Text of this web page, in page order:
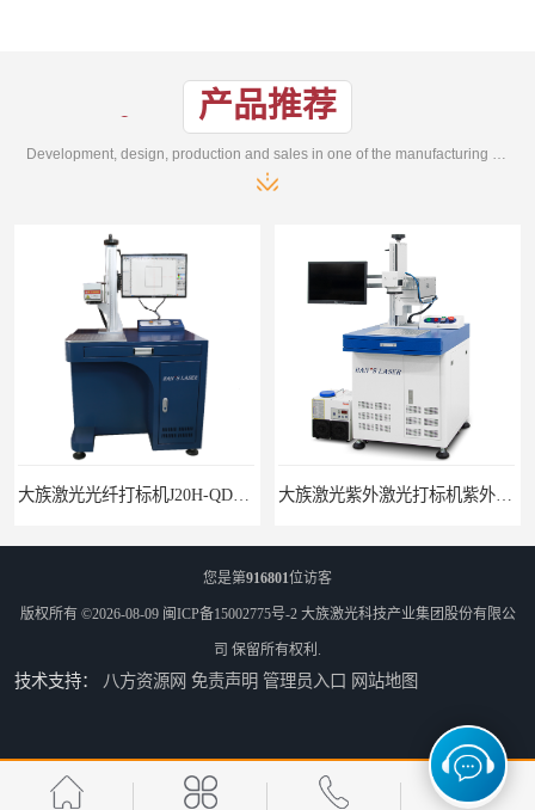
产品推荐
Development, design, production and sales in one of the manufacturing enterprises
供应大族激光太阳能行业构件激光切割机S035-5
您是第916801位访客
版权所有 ©2026-08-09 闽ICP备15002775号-2 大族激光科技产业集团股份有限公
司 保留所有权利.
技术支持： 八方资源网 免责声明 管理员入口 网站地图